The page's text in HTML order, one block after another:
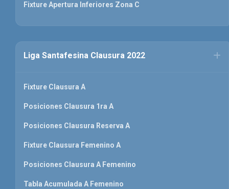
Fixture Apertura Inferiores Zona C
Liga Santafesina Clausura 2022
Fixture Clausura A
Posiciones Clausura 1ra A
Posiciones Clausura Reserva A
Fixture Clausura Femenino A
Posiciones Clausura A Femenino
Tabla Acumulada A Femenino